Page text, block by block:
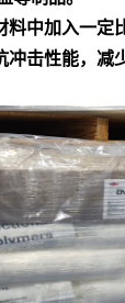
料中加入一定
冲击性能，减